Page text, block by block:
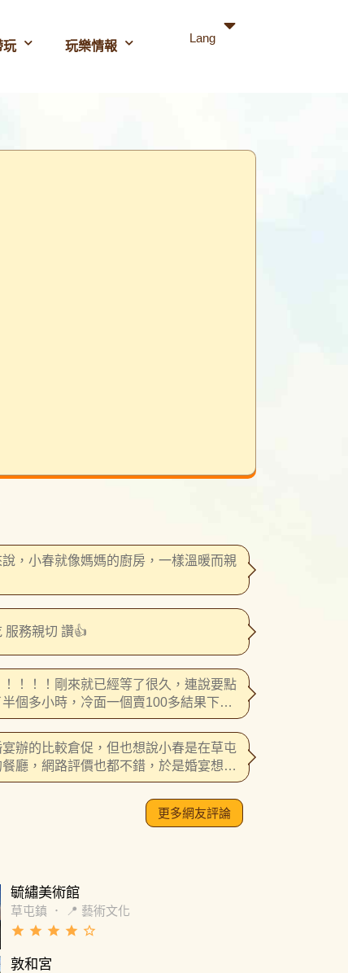
玩 玩樂情報
Lang
，小春就像媽媽的廚房，一樣溫暖而親
服務親切 讚👍
！！！剛來就已經等了很久，連說要點
個多小時，冷面一個賣100多結果下面
塊。連湯也是，做了一碗結果另一碗跟
到？等了20幾分鐘。一碗賣那麼貴結果爭
的都比他好吃。人手不足還招待我們幹
辦的比較倉促，但也想說小春是在草屯
餐廳，網路評價也都不錯，於是婚宴想在
。 約半個月還一個月前預約小春試菜，
假日但我們也是有提前預約，上菜部分也
，或是沒有人進來通知甜點先做需稍等，
置上空等，需催促服務生兩次以上才會有
試菜完確定要於小春舉辦婚宴，菜色部分
今天一樣有延遲，經理告知不會的當天
很穩定之類的。 婚宴前一兩週告知我們
設備，有提前去現場測試，但因為我們
倉促，測試當天並未拿到婚紗照，於是測
筆電及筆電內的影片試播，測試給我看
更多網友評論
毓繡美術館
草屯鎮 ． 📍 藝術文化
grade grade grade grade star_border
敦和宮